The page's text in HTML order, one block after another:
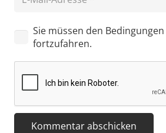
Sie müssen den
fortzufahren.
Kommentar abschicken